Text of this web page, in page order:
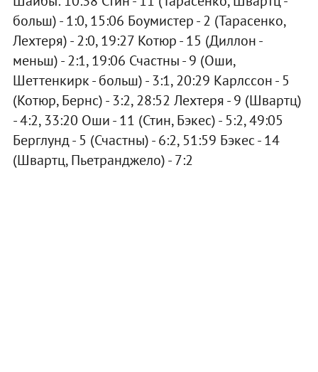
больш) - 1:0, 15:06 Боумистер - 2 (Тарасенко,
Лехтеря) - 2:0, 19:27 Котюр - 15 (Диллон -
меньш) - 2:1, 19:06 Счастны - 9 (Оши,
Шеттенкирк - больш) - 3:1, 20:29 Карлссон - 5
(Котюр, Бернс) - 3:2, 28:52 Лехтеря - 9 (Швартц)
- 4:2, 33:20 Оши - 11 (Стин, Бэкес) - 5:2, 49:05
Берглунд - 5 (Счастны) - 6:2, 51:59 Бэкес - 14
(Швартц, Пьетранджело) - 7:2